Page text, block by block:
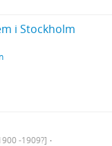
i Stockholm
-1909?]